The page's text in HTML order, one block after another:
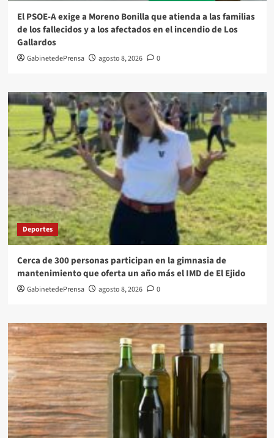
El PSOE-A exige a Moreno Bonilla que atienda a las familias
de los fallecidos y a los afectados en el incendio de Los
Gallardos
GabinetedePrensa agosto 8, 2026 0
Deportes
Cerca de 300 personas participan en la gimnasia de
mantenimiento que oferta un año más el IMD de El Ejido
GabinetedePrensa agosto 8, 2026 0